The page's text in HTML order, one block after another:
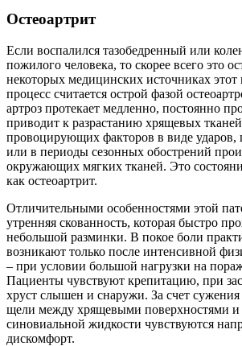
Остеоартрит
Если воспалился тазобедренный или
пожилого человека, то скорее всего это
некоторых медицинских источниках этот
процесс считается острой фазой
артроз протекает медленно, постоянно
приводит к разрастанию хрящевых
провоцирующих факторов в виде ударов,
или в периоды сезонных обострений
окружающих мягких тканей. Это
как остеоартрит.
Отличительными особенностями этой
утренняя скованность, которая быстро
небольшой разминки. В покое боли
возникают только после интенсивной
– при условии большой нагрузки на
Пациенты чувствуют крепитацию, при
хруст слышен и снаружи. За счет сужения
щели между хрящевыми поверхностями и
синовиальной жидкости чувствуются
дискомфорт.